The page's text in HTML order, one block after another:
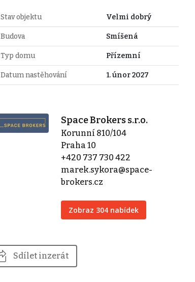
Stav objektu Velmi dobrý
Budova Smíšená
Typ domu Přízemní
Datum nastěhování 1. únor 2027
Space Brokers s.r.o.
Korunní 810/104
Praha 10
+420 737 730 422
marek.sykora@space-
brokers.cz
Zobraz 304 nabídek
Sdílet inzerát